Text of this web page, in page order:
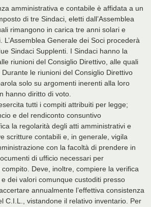
amministrativa e contabile è affidata a un
di tre Sindaci, eletti dall’Assemblea
rimangono in carica tre anni solari e
L’Assemblea Generale dei Soci procederà
Sindaci Supplenti. I Sindaci hanno la
riunioni del Consiglio Direttivo, alle quali
le riunioni del Consiglio Direttivo
solo su argomenti inerenti alla loro
hanno diritto di voto.
tutti i compiti attribuiti per legge;
e del rendiconto consuntivo
la regolarità degli atti amministrativi e
scritture contabili e, in generale, vigila
con la facoltà di prendere in
di ufficio necessari per
compito. Deve, inoltre, compiere la verifica
e dei valori comunque custoditi presso
annualmente l’effettiva consistenza
C.I.L., vistandone il relativo inventario. Per